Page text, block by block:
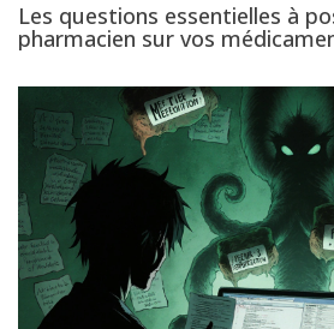
Les questions essentielles à
pharmacien sur vos